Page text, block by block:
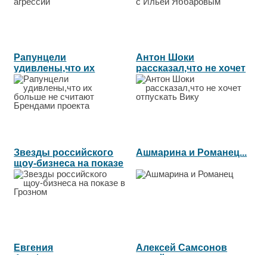
Рапунцели
удивлены,что их
больше не считают...
Антон Шоки
рассказал,что не хочет
отпускать Вику...
Звезды российского
щоу-бизнеса на показе
в...
Ашмарина и Романец...
Евгения
Алексей Самсонов